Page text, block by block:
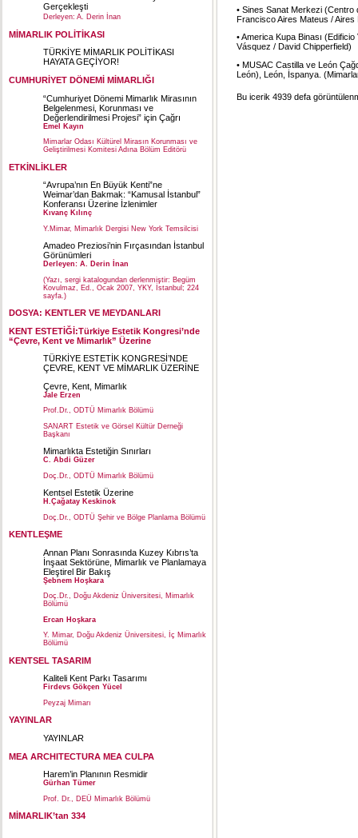
Gerçekleşti
Derleyen: A. Derin İnan
MİMARLIK POLİTİKASI
TÜRKİYE MİMARLIK POLİTİKASI
HAYATA GEÇİYOR!
CUMHURİYET DÖNEMİ MİMARLIĞI
“Cumhuriyet Dönemi Mimarlık Mirasının
Belgelenmesi, Korunması ve
Değerlendirilmesi Projesi” için Çağrı
Emel Kayın
Mimarlar Odası Kültürel Mirasın Korunması ve
Geliştirilmesi Komitesi Adına Bölüm Editörü
ETKİNLİKLER
“Avrupa’nın En Büyük Kenti”ne
Weimar’dan Bakmak: “Kamusal İstanbul”
Konferansı Üzerine İzlenimler
Kıvanç Kılınç
Y.Mimar, Mimarlık Dergisi New York Temsilcisi
Amadeo Preziosi’nin Fırçasından İstanbul
Görünümleri
Derleyen: A. Derin İnan
(Yazı, sergi katalogundan derlenmiştir: Begüm
Kovulmaz, Ed., Ocak 2007, YKY, İstanbul; 224
sayfa.)
DOSYA: KENTLER VE MEYDANLARI
KENT ESTETİĞİ:Türkiye Estetik Kongresi’nde
“Çevre, Kent ve Mimarlık” Üzerine
TÜRKİYE ESTETİK KONGRESİ’NDE
ÇEVRE, KENT VE MİMARLIK ÜZERİNE
Çevre, Kent, Mimarlık
Jale Erzen
Prof.Dr., ODTÜ Mimarlık Bölümü
SANART Estetik ve Görsel Kültür Derneği
Başkanı
Mimarlıkta Estetiğin Sınırları
C. Abdi Güzer
Doç.Dr., ODTÜ Mimarlık Bölümü
Kentsel Estetik Üzerine
H.Çağatay Keskinok
Doç.Dr., ODTÜ Şehir ve Bölge Planlama Bölümü
KENTLEŞME
Annan Planı Sonrasında Kuzey Kıbrıs’ta
İnşaat Sektörüne, Mimarlık ve Planlamaya
Eleştirel Bir Bakış
Şebnem Hoşkara
Doç.Dr., Doğu Akdeniz Üniversitesi, Mimarlık
Bölümü
Ercan Hoşkara
Y. Mimar, Doğu Akdeniz Üniversitesi, İç Mimarlık
Bölümü
KENTSEL TASARIM
Kaliteli Kent Parkı Tasarımı
Firdevs Gökçen Yücel
Peyzaj Mimarı
YAYINLAR
YAYINLAR
MEA ARCHITECTURA MEA CULPA
Harem’in Planının Resmidir
Gürhan Tümer
Prof. Dr., DEÜ Mimarlık Bölümü
MİMARLIK’tan 334
• Sines Sanat Merkezi
Francisco Aires Mateus /
• America Kupa Binası
Vásquez / David Chipperfield)
• MUSAC Castilla ve León
León), León, İspanya.
Bu icerik 4939 defa